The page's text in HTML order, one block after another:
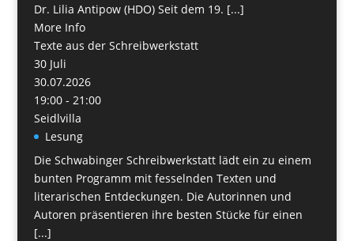
Dr. Lilia Antipow (HDO) Seit dem 19. [...]
More Info
Texte aus der Schreibwerkstatt
30 Juli
30.07.2026
19:00 - 21:00
Seidlvilla
Lesung
Die Schwabinger Schreibwerkstatt lädt ein zu einem
bunten Programm mit fesselnden Texten und
literarischen Entdeckungen. Die Autorinnen und
Autoren präsentieren ihre besten Stücke für einen
[...]